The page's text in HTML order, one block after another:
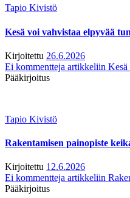
Tapio Kivistö
Kesä voi vahvistaa elpyvää
Kirjoitettu 26.6.2026
Ei kommentteja artikkeliin Kesä
Pääkirjoitus
Tapio Kivistö
Rakentamisen painopiste
Kirjoitettu 12.6.2026
Ei kommentteja artikkeliin
Pääkirjoitus